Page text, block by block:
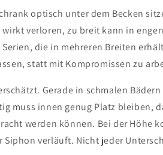
optisch unter dem Becken
verloren, zu breit kann in
die in mehreren Breiten
statt mit Kompromissen zu
Gerade in schmalen
muss innen genug Platz bleiben,
werden können. Bei der Höhe
Siphon verläuft. Nicht jeder
AN UND
RABATT
und erhalten Sie 3%